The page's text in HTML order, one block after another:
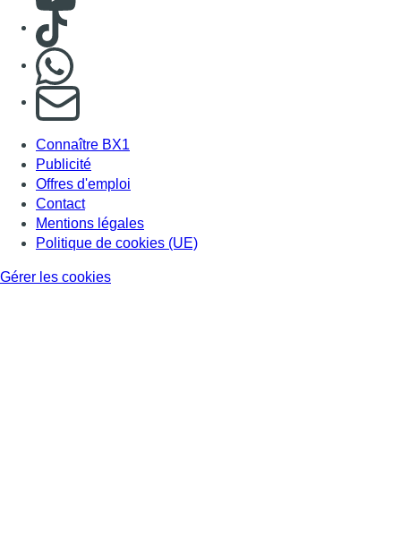
Consulter TikTok
S'abonner à notre newsletter
Connaître BX1
Publicité
Offres d'emploi
Contact
Mentions légales
Politique de cookies (UE)
Gérer les cookies